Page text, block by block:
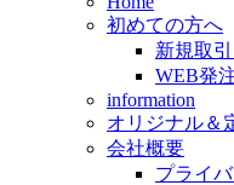
初めての方へ
新規取
WEB発
information
オリジナル＆
会社概要
プライ